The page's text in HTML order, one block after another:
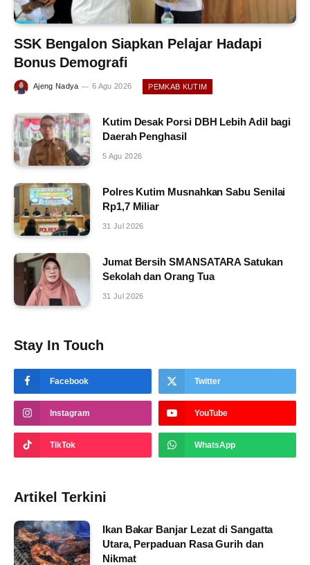
SSK Bengalon Siapkan Pelajar Hadapi
Bonus Demografi
Ajeng Nadya 6 Agu 2026 PEMKAB KUTIM
Kutim Desak Porsi DBH Lebih Adil bagi
Daerah Penghasil
5 Agu 2026
Polres Kutim Musnahkan Sabu Senilai
Rp1,7 Miliar
31 Jul 2026
Jumat Bersih SMANSATARA Satukan
Sekolah dan Orang Tua
31 Jul 2026
Stay In Touch
Facebook Twitter
Instagram YouTube
TikTok WhatsApp
Artikel Terkini
Ikan Bakar Banjar Lezat di Sangatta
Utara, Perpaduan Rasa Gurih dan
Nikmat